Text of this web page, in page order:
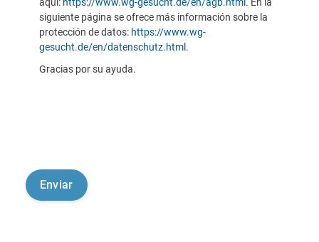
siguiente página se ofrece más información sobre la
protección de datos: https://www.wg-
gesucht.de/en/datenschutz.html .
Gracias por su ayuda.